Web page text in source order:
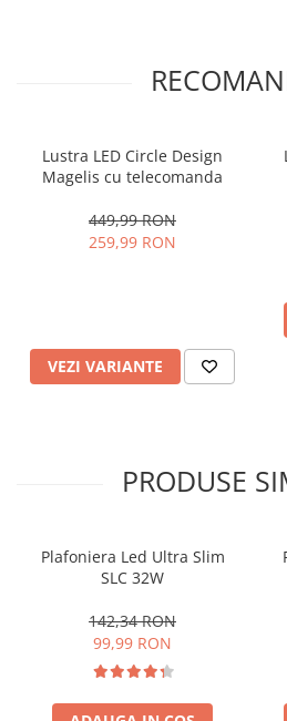
Mod control telecomanda:
Lustra LED Circle Design
Magelis cu telecomanda
449,99 RON
259,99 RON
VEZI VARIANTE
PRODUSE
Plafoniera Led Ultra Slim
SLC 32W
142,34 RON
99,99 RON